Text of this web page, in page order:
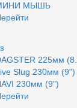
МЫШЬ
225мм
Slug 230мм (9")
230мм (9")